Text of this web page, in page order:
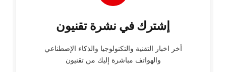
إشترك في نشرة تقنيون
أخر اخبار التقنية والتكنولوجيا والذكاء الإصطناعي
والهواتف مباشرة إليك من تقنيون